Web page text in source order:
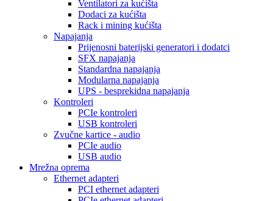
Ventilatori za kućišta
Dodaci za kućišta
Rack i mining kućišta
Napajanja
Prijenosni baterijski generatori i dodatci
SFX napajanja
Standardna napajanja
Modularna napajanja
UPS - besprekidna napajanja
Kontroleri
PCIe kontroleri
USB kontroleri
Zvučne kartice - audio
PCIe audio
USB audio
Mrežna oprema
Ethernet adapteri
PCI ethernet adapteri